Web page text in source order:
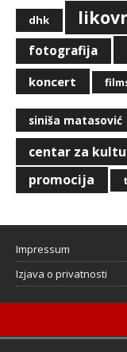
dhk
fotografija
koncert
siniša matasović
centar za
promocija
Impressum
Izjava o privatnosti